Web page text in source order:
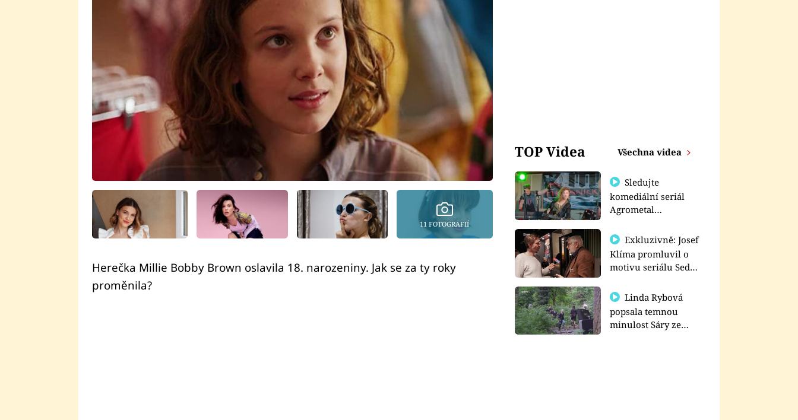
11 FOTOGRAFIÍ
Herečka Millie Bobby Brown oslavila 18. narozeniny. Jak se za ty roky
proměnila?
TOP Videa Všechna videa
Sledujte
komediální seriál
Agrometal
prima+
Exkluzivně: Josef
Klíma promluvil o
motivu seriálu Sedm
Linda Rybová
popsala temnou
minulost Sáry ze